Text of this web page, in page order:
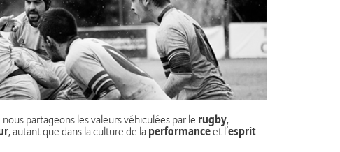
partageons les valeurs véhiculées par le rugby,
, autant que dans la culture de la performanceet l’esprit